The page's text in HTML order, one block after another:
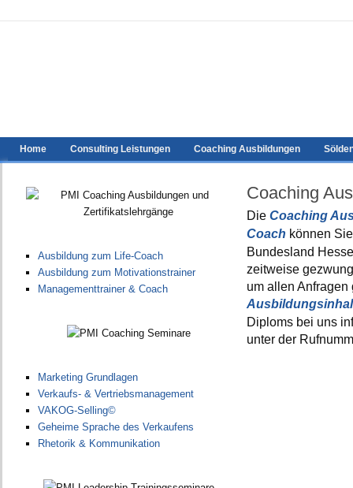
Home Consulting Leistungen Coaching Ausbildungen
Coaching
Die Coaching
Coach können
Bundesland
zeitweise
um allen
Diploms bei uns
unter der
Ausbildung zum Life-Coach
Ausbildung zum Motivationstrainer
Managementtrainer & Coach
Marketing Grundlagen
Verkaufs- & Vertriebsmanagement
VAKOG-Selling©
Geheime Sprache des Verkaufens
Rhetorik & Kommunikation